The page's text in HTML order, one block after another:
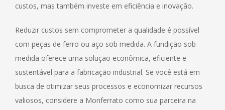
custos, mas também investe em eficiência e inovação.
Reduzir custos sem comprometer a qualidade é possível
com peças de ferro ou aço sob medida. A fundição sob
medida oferece uma solução econômica, eficiente e
sustentável para a fabricação industrial. Se você está em
busca de otimizar seus processos e economizar recursos
valiosos, considere a Monferrato como sua parceira na